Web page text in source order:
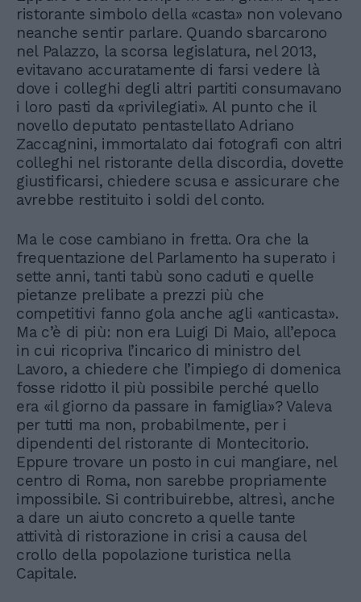
ristorante simbolo della «casta» non volevano
neanche sentir parlare. Quando sbarcarono
nel Palazzo, la scorsa legislatura, nel 2013,
evitavano accuratamente di farsi vedere là
dove i colleghi degli altri partiti consumavano
i loro pasti da «privilegiati». Al punto che il
novello deputato pentastellato Adriano
Zaccagnini, immortalato dai fotografi con altri
colleghi nel ristorante della discordia, dovette
giustificarsi, chiedere scusa e assicurare che
avrebbe restituito i soldi del conto.
Ma le cose cambiano in fretta. Ora che la
frequentazione del Parlamento ha superato i
sette anni, tanti tabù sono caduti e quelle
pietanze prelibate a prezzi più che
competitivi fanno gola anche agli «anticasta».
Ma c’è di più: non era Luigi Di Maio, all’epoca
in cui ricopriva l’incarico di ministro del
Lavoro, a chiedere che l’impiego di domenica
fosse ridotto il più possibile perché quello
era «il giorno da passare in famiglia»? Valeva
per tutti ma non, probabilmente, per i
dipendenti del ristorante di Montecitorio.
Eppure trovare un posto in cui mangiare, nel
centro di Roma, non sarebbe propriamente
impossibile. Si contribuirebbe, altresì, anche
a dare un aiuto concreto a quelle tante
attività di ristorazione in crisi a causa del
crollo della popolazione turistica nella
Capitale.